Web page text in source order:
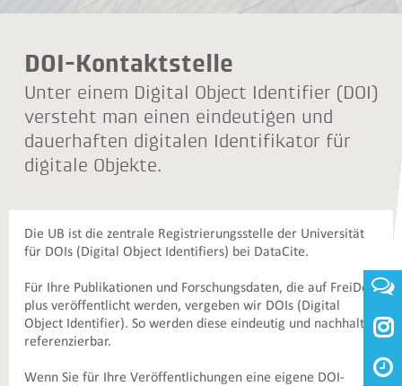
DOI-Kontaktstelle
Unter einem Digital Object Identifier (DOI)
versteht man einen eindeutigen und
dauerhaften digitalen Identifikator für
digitale Objekte.
Die UB ist die zentrale Registrierungsstelle der Universität
für DOIs (Digital Object Identifiers) bei DataCite.
Für Ihre Publikationen und Forschungsdaten, die auf FreiDok
plus veröffentlicht werden, vergeben wir DOIs (Digital
Object Identifier). So werden diese eindeutig und nachhaltig
referenzierbar.
Wenn Sie für Ihre Veröffentlichungen eine eigene DOI-
